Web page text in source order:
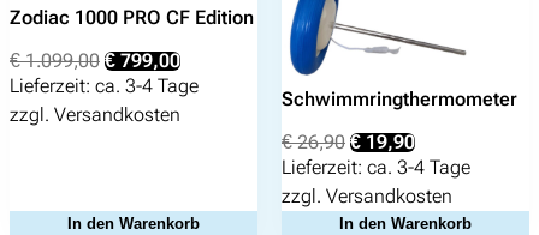
Zodiac 1000 PRO CF Edition
€1.099,00 Ursprünglicher
Preis
war:
€ 1.099,00
€ 799,00Aktueller
Preis
ist:
Lieferzeit: ca. 3-4 Tage
zzgl. Versandkosten
In den Warenkorb
Schwimmringthermometer
€26,90 Ursprünglicher
Preis
war:
€ 26,90
€ 19,90Aktueller
Preis
ist:
€ 19,90.
Lieferzeit: ca. 3-4 Tage
zzgl. Versandkosten
In den Warenkorb